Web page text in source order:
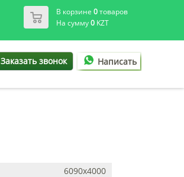
В корзине 0товаров
На сумму0KZT
Заказать звонок Написать
6090х4000